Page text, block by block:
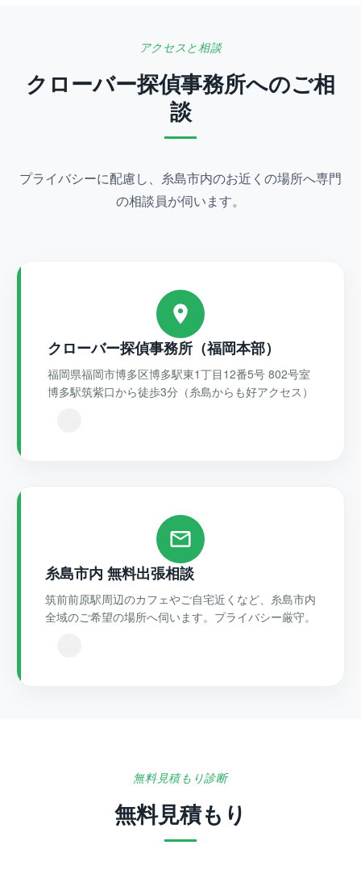
アクセスと相談
クローバー探偵事務所へのご相
談
プライバシーに配慮し、糸島市内のお近くの場所へ専門
の相談員が伺います。
クローバー探偵事務所（福岡本部）
福岡県福岡市博多区博多駅東1丁目12番5号 802号室
博多駅筑紫口から徒歩3分（糸島からも好アクセス）
糸島市内 無料出張相談
筑前前原駅周辺のカフェやご自宅近くなど、糸島市内
全域のご希望の場所へ伺います。プライバシー厳守。
無料見積もり診断
無料見積もり